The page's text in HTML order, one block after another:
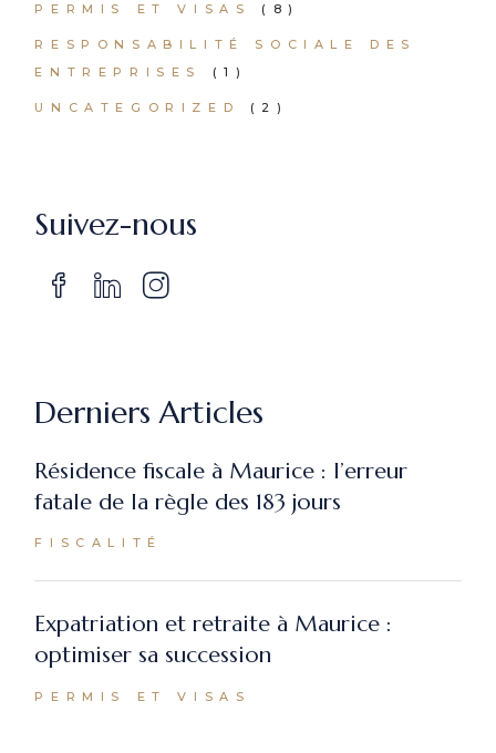
PERMIS ET VISAS (8)
RESPONSABILITÉ SOCIALE DES
ENTREPRISES
(1)
UNCATEGORIZED (2)
Suivez-nous
Derniers Articles
Résidence fiscale à Maurice : l’erreur
fatale de la règle des 183 jours
FISCALITÉ
Expatriation et retraite à Maurice :
optimiser sa succession
PERMIS ET VISAS